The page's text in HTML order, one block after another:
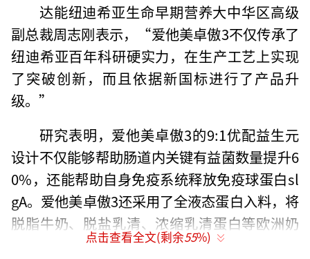
达能纽迪希亚生命早期营养大中华区高级
副总裁周志刚表示，“爱他美卓傲3不仅传承了
纽迪希亚百年科研硬实力，在生产工艺上实现
了突破创新，而且依据新国标进行了产品升
级。”
研究表明，爱他美卓傲3的9:1优配益生元
设计不仅能够帮助肠道内关键有益菌数量提升6
0%，还能帮助自身免疫系统释放免疫球蛋白sl
gA。爱他美卓傲3还采用了全液态蛋白入料，将
脱脂牛奶、脱盐乳清、浓缩乳清蛋白等欧洲奶
源原料以液态形式入料，一次成粉，从而更好
点击查看全文(剩余55%)